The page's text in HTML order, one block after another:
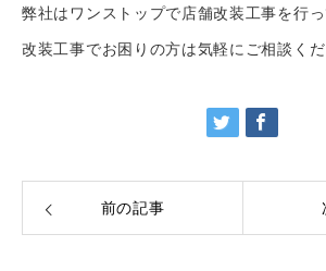
弊社はワンストップで店舗改装工事を行っ
改装工事でお困りの方は気軽にご相談くだ
前の記事